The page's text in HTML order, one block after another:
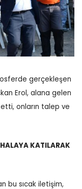
gerçekleşen
Erol, alana gelen
onların talep ve
HALAYA KATILARAK
bu sıcak iletişim,